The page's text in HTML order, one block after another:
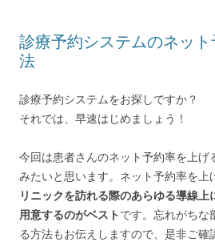
診療予約システムのネッ
法
診療予約システムをお探しですか？
それでは、早速はじめましょう！
今回は患者さんのネット予約率を上げ
みたいと思います。ネット予約率を上
リニックを訪れる際のあらゆる導線
用意するのがベスト です。忘れがちな
る方法もお伝えしますので、是非ご確